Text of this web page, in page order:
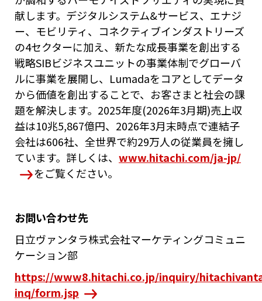
献します。デジタルシステム&サービス、エナジ
ー、モビリティ、コネクティブインダストリーズ
の4セクターに加え、新たな成長事業を創出する
戦略SIBビジネスユニットの事業体制でグローバ
ルに事業を展開し、Lumadaをコアとしてデータ
から価値を創出することで、お客さまと社会の課
題を解決します。2025年度(2026年3月期)売上収
益は10兆5,867億円、2026年3月末時点で連結子
会社は606社、全世界で約29万人の従業員を擁し
ています。詳しくは、 www.hitachi.com/ja-jp/
をご覧ください。
お問い合わせ先
日立ヴァンタラ株式会社マーケティングコミュニ
ケーション部
https://www8.hitachi.co.jp/inquiry/
inq/form.jsp